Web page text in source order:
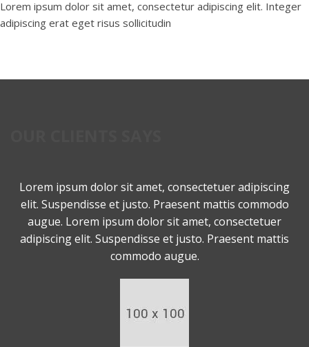
Lorem ipsum dolor sit amet, consectetur adipiscing elit. Integer
adipiscing erat eget risus sollicitudin
Lorem ipsum dolor sit amet, consectetuer adipiscing
elit. Suspendisse et justo. Praesent mattis commodo
augue. Lorem ipsum dolor sit amet, consectetuer
adipiscing elit. Suspendisse et justo. Praesent mattis
commodo augue.